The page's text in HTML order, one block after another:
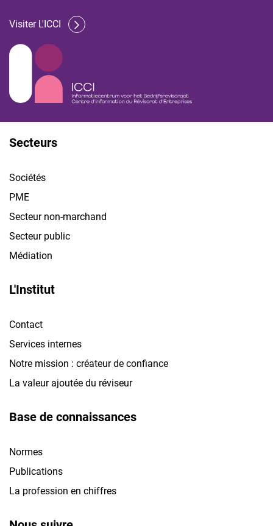
Visiter L'ICCI
Secteurs
Sociétés
PME
Secteur non-marchand
Secteur public
Médiation
L'Institut
Contact
Services internes
Notre mission : créateur de confiance
La valeur ajoutée du réviseur
Base de connaissances
Normes
Publications
La profession en chiffres